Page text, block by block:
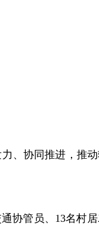
、协同推进，推
协管员、13名村